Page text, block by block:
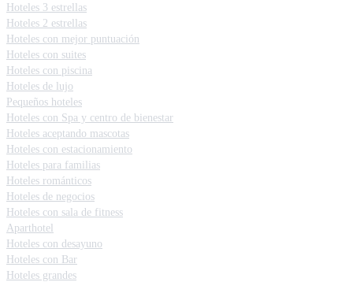
Hoteles 3 estrellas
Hoteles 2 estrellas
Hoteles con mejor puntuación
Hoteles con suites
Hoteles con piscina
Hoteles de lujo
Pequeños hoteles
Hoteles con Spa y centro de bienestar
Hoteles aceptando mascotas
Hoteles con estacionamiento
Hoteles para familias
Hoteles románticos
Hoteles de negocios
Hoteles con sala de fitness
Aparthotel
Hoteles con desayuno
Hoteles con Bar
Hoteles grandes